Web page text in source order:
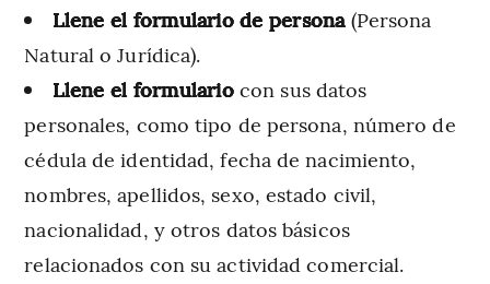
Llene el formulario de persona(Persona
Natural o Jurídica).
Llene el formulariocon sus datos
personales, como tipo de persona, número de
cédula de identidad, fecha de nacimiento,
nombres, apellidos, sexo, estado civil,
nacionalidad, y otros datos básicos
relacionados con su actividad comercial.